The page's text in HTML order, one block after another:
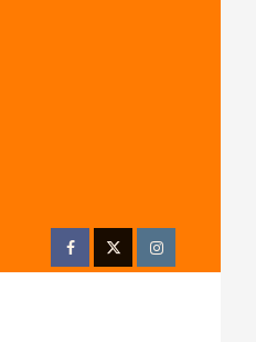
FacebookTwitterInstagram